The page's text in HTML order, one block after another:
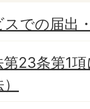
スでの届出
23条第1